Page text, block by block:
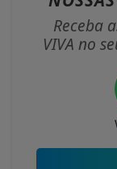
Receba
VIVA no